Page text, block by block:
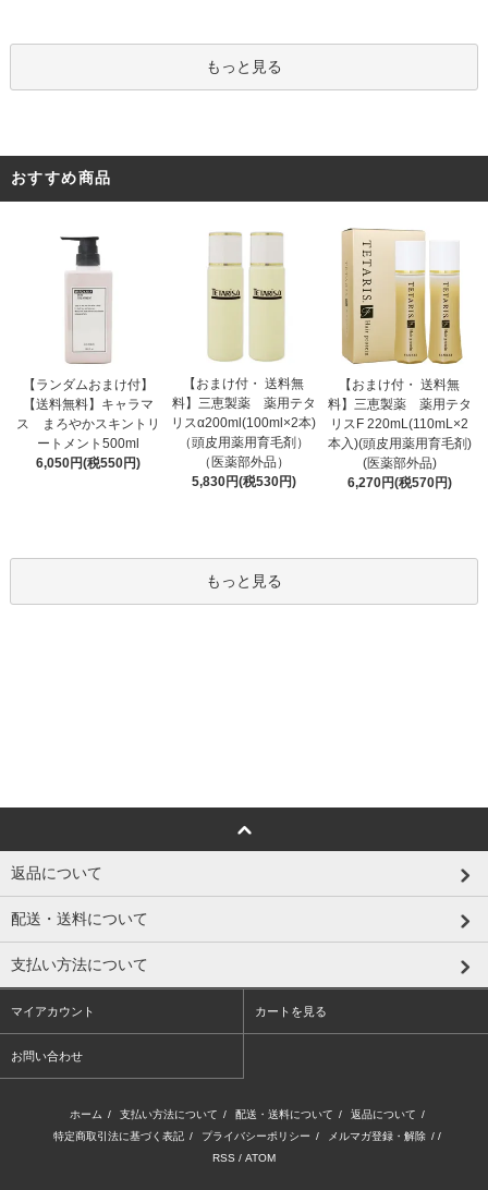
もっと見る
おすすめ商品
【ランダムおまけ付】
【送料無料】キャラマ
ス まろやかスキントリ
ートメント500ml
6,050円(税550円)
【おまけ付・ 送料無
料】三恵製薬 薬用テタ
リスα200ml(100ml×2本)
（頭皮用薬用育毛剤）
（医薬部外品）
5,830円(税530円)
【おまけ付・ 送料無
料】三恵製薬 薬用テタ
リスF 220mL(110mL×2
本入)(頭皮用薬用育毛剤)
(医薬部外品)
6,270円(税570円)
もっと見る
返品について
配送・送料について
支払い方法について
マイアカウント カートを見る
お問い合わせ
ホーム / 支払い方法について / 配送・送料について / 返品について /
特定商取引法に基づく表記 / プライバシーポリシー / メルマガ登録・解除 / /
RSS / ATOM